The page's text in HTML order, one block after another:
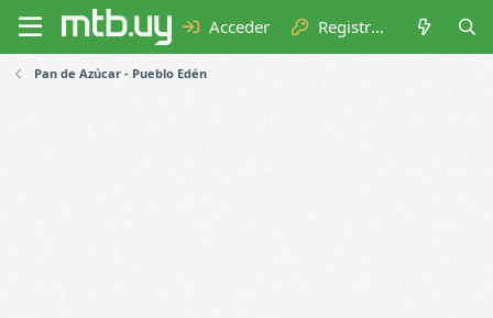
Acceder Registrarse
Pan de Azúcar - Pueblo Edén